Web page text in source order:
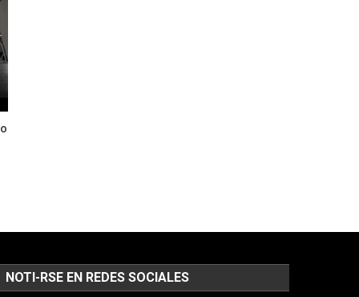
NOTI-RSE EN REDES SOCIALES